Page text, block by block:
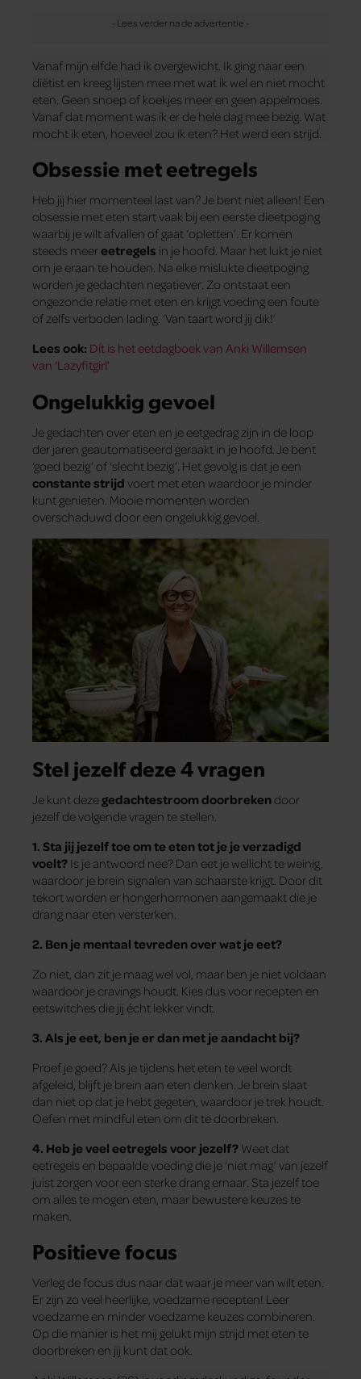
Vanaf mijn elfde had ik overgewicht. Ik ging naar een
diëtist en kreeg lijsten mee met wat ik wel en niet mocht
eten. Geen snoep of koekjes meer en geen appelmoes.
Vanaf dat moment was ik er de hele dag mee bezig. Wat
mocht ik eten, hoeveel zou ik eten? Het werd een strijd.
Obsessie met eetregels
Heb jij hier momenteel last van? Je bent niet alleen! Een
obsessie met eten start vaak bij een eerste dieetpoging
waarbij je wilt afvallen of gaat ‘opletten’. Er komen
steeds meereetregels in je hoofd. Maar het lukt je niet
om je eraan te houden. Na elke mislukte dieetpoging
worden je gedachten negatiever. Zo ontstaat een
ongezonde relatie met eten en krijgt voeding een foute
of zelfs verboden lading. ‘Van taart word jij dik!’
Lees ook: Dít is het eetdagboek van Anki Willemsen
van ‘Lazyfitgirl’
Ongelukkig gevoel
Je gedachten over eten en je eetgedrag zijn in de loop
der jaren geautomatiseerd geraakt in je hoofd. Je bent
‘goed bezig’ of ‘slecht bezig’. Het gevolg is dat je een
constante strijd voert met eten waardoor je minder
kunt genieten. Mooie momenten worden
overschaduwd door een ongelukkig gevoel.
Stel jezelf deze 4 vragen
Je kunt dezegedachtestroom doorbreken door
jezelf de volgende vragen te stellen.
1. Sta jij jezelf toe om te eten tot je je verzadigd
voelt? Is je antwoord nee? Dan eet je wellicht te weinig,
waardoor je brein signalen van schaarste krijgt. Door dit
tekort worden er hongerhormonen aangemaakt die je
drang naar eten versterken.
2. Ben je mentaal tevreden over wat je eet?
Zo niet, dan zit je maag wel vol, maar ben je niet voldaan
waardoor je cravings houdt. Kies dus voor recepten en
eetswitches die jij écht lekker vindt.
3. Als je eet, ben je er dan met je aandacht bij?
Proef je goed? Als je tijdens het eten te veel wordt
afgeleid, blijft je brein aan eten denken. Je brein slaat
dan niet op dat je hebt gegeten, waardoor je trek houdt.
Oefen met mindful eten om dit te doorbreken.
4. Heb je veel eetregels voor jezelf? Weet dat
eetregels en bepaalde voeding die je ‘niet mag’ van jezelf
juist zorgen voor een sterke drang ernaar. Sta jezelf toe
om alles te mogen eten, maar bewustere keuzes te
maken.
Positieve focus
Verleg de focus dus naar dat waar je meer van wilt eten.
Er zijn zo veel heerlijke, voedzame recepten! Leer
voedzame en minder voedzame keuzes combineren.
Op die manier is het mij gelukt mijn strijd met eten te
doorbreken en jij kunt dat ook.